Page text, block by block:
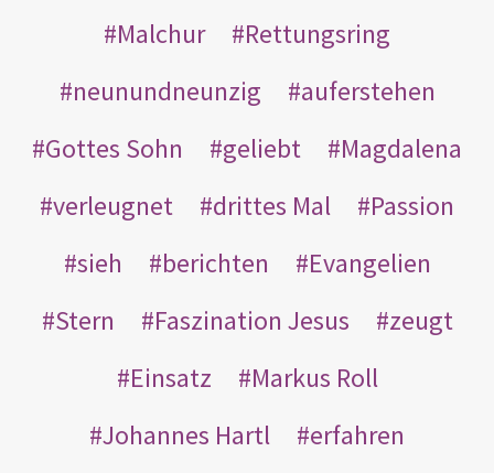
Malchur
Rettungsring
neunundneunzig
auferstehen
Gottes Sohn
geliebt
Magdalena
verleugnet
drittes Mal
Passion
sieh
berichten
Evangelien
Stern
Faszination Jesus
zeugt
Einsatz
Markus Roll
Johannes Hartl
erfahren